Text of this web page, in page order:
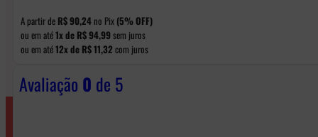
A partir de R$90,24 no Pix (5% OFF)
ou em até1x de R$94,99 sem juros
ou em até12x de R$11,32 com juros
Avaliação 0 de 5